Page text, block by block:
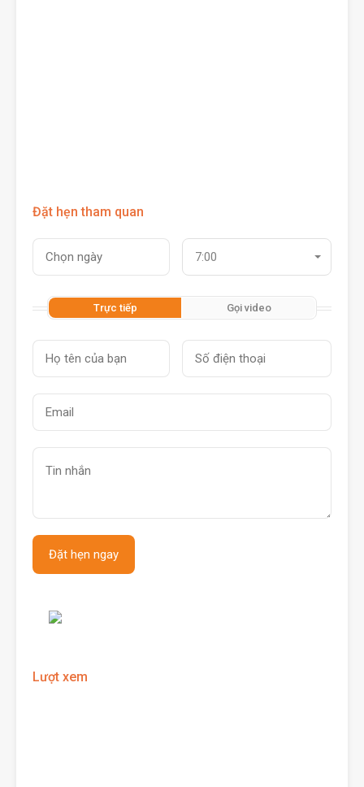
Đặt hẹn tham quan
7:00
Trực tiếp Gọi video
Lượt xem